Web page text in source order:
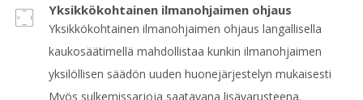
Yksikkökohtainen ilmanohjaimen ohjaus
Yksikkökohtainen ilmanohjaimen ohjaus langallisella
kaukosäätimellä mahdollistaa kunkin ilmanohjaimen
yksilöllisen säädön uuden huonejärjestelyn mukaisesti
Myös sulkemissarjoja saatavana lisävarusteena.